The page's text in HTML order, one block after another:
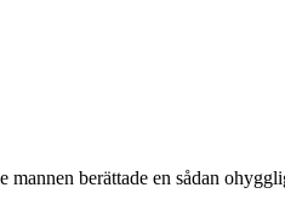
berättade en sådan